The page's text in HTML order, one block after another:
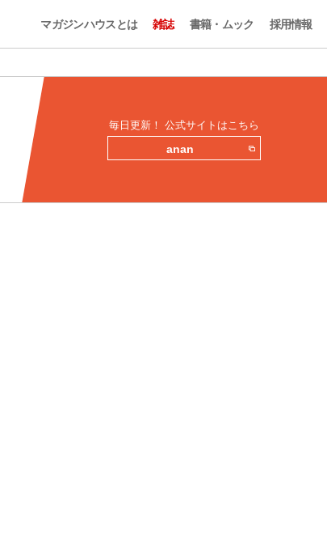
マガジンハウスとは 雑誌 書籍・ムック 採用情報
毎日更新！ 公式サイトはこちら
anan